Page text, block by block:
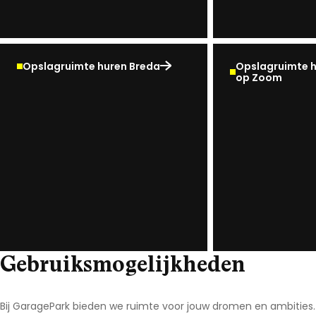
Opslagruimte huren Breda
Opslagruimte
op Zoom
Gebruiksmogelijkheden
Bij GaragePark bieden we ruimte voor jouw dromen en